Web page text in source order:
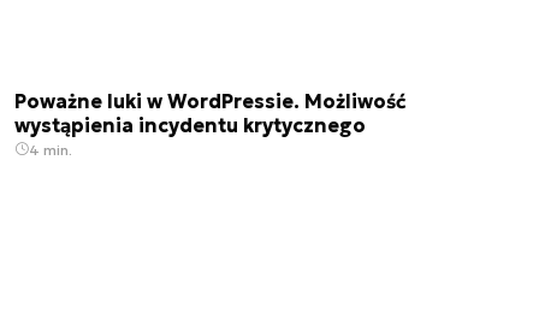
Poważne luki w WordPressie. Możliwość
wystąpienia incydentu krytycznego
4 min.